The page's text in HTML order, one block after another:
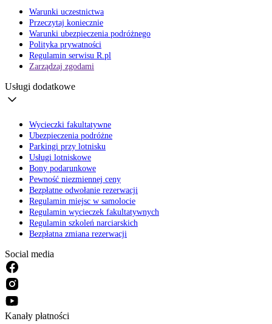
Warunki uczestnictwa
Przeczytaj koniecznie
Warunki ubezpieczenia podróżnego
Polityka prywatności
Regulamin serwisu R.pl
Zarządzaj zgodami
Usługi dodatkowe
Wycieczki fakultatywne
Ubezpieczenia podróżne
Parkingi przy lotnisku
Usługi lotniskowe
Bony podarunkowe
Pewność niezmiennej ceny
Bezpłatne odwołanie rezerwacji
Regulamin miejsc w samolocie
Regulamin wycieczek fakultatywnych
Regulamin szkoleń narciarskich
Bezpłatna zmiana rezerwacji
Social media
Kanały płatności